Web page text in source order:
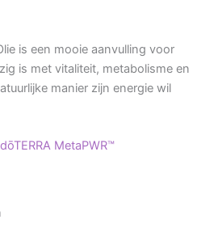
is een mooie aanvulling voor
is met vitaliteit, metabolisme en
manier zijn energie wil
MetaPWR™